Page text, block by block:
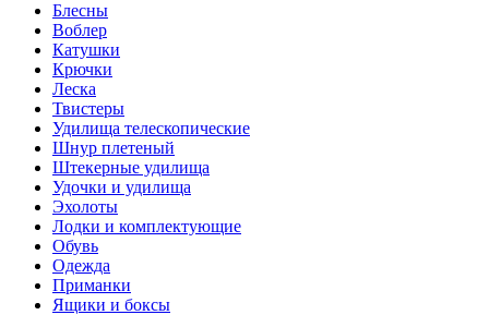
Блесны
Воблер
Катушки
Крючки
Леска
Твистеры
Удилища телескопические
Шнур плетеный
Штекерные удилища
Удочки и удилища
Эхолоты
Лодки и комплектующие
Обувь
Одежда
Приманки
Ящики и боксы